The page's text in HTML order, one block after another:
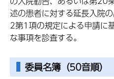
述の患者に対する延長入院
2第1項の規定による申請に
な事項を診査する。
委員名簿（50音順）